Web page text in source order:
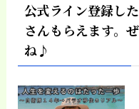
公式ライン登録し
さんもらえます。
ね♪